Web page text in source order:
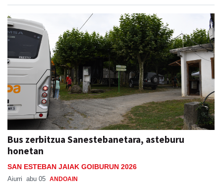
Bus zerbitzua Sanestebanetara, asteburu
honetan
SAN ESTEBAN JAIAK GOIBURUN 2026
Aiurri abu 05 ANDOAIN